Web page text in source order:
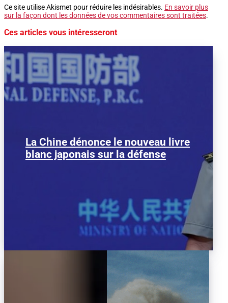
Ce site utilise Akismet pour réduire les indésirables. En savoir plus
sur la façon dont les données de vos commentaires sont traitées.
Ces articles vous intéresseront
La Chine dénonce le nouveau livre
blanc japonais sur la défense
Chen Xi, porte parole du ministère
chinois de la Défense, lors du
conférence de presse. (Photo:...